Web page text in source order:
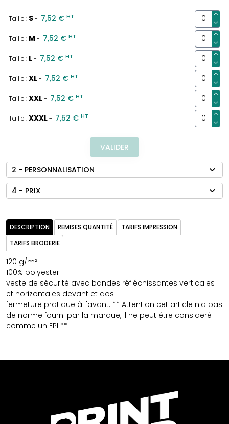
Taille : S- 7,52 € HT
Taille : M - 7,52 € HT
Taille : L- 7,52 € HT
Taille :XL- 7,52 € HT
Taille :XXL- 7,52 € HT
Taille :XXXL- 7,52 € HT
VALIDER
2 - PERSONNALISATION
4 - PRIX
DESCRIPTION REMISES QUANTITÉ
TARIFS IMPRESSION
TARIFS BRODERIE
120 g/m²
100% polyester
veste de sécurité avec bandes réfléchissantes verticales
et horizontales devant et dos
fermeture pratique à l'avant. ** Attention cet article n'a pas
de norme fourni par la marque, il ne peut être consideré
comme un EPI **